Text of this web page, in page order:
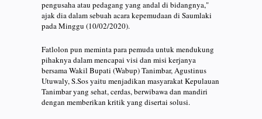
pengusaha atau pedagang yang andal di bidangnya,"
ajak dia dalam sebuah acara kepemudaan di Saumlaki
pada Minggu (10/02/2020).
Fatlolon pun meminta para pemuda untuk mendukung
pihaknya dalam mencapai visi dan misi kerjanya
bersama Wakil Bupati (Wabup) Tanimbar, Agustinus
Utuwaly, S.Sos yaitu menjadikan masyarakat Kepulauan
Tanimbar yang sehat, cerdas, berwibawa dan mandiri
dengan memberikan kritik yang disertai solusi.